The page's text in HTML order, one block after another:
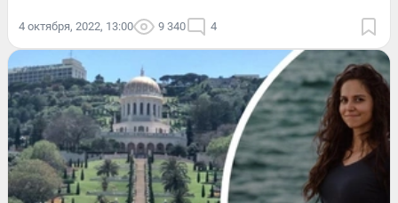
4 октября, 2022, 13:00 9 340 4